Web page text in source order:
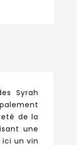
Syrah
de la
une
un vin